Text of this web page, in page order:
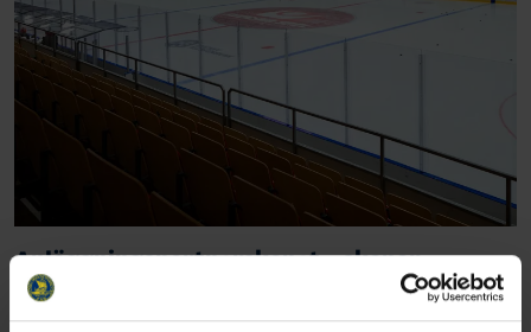
Anläggningspartnerskapet – skapar
förutsättningar för fler och bättre ishallar
och arenor